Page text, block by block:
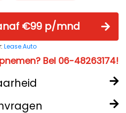
€99 p/mnd
Lease.Auto
Bel 06-48263174!